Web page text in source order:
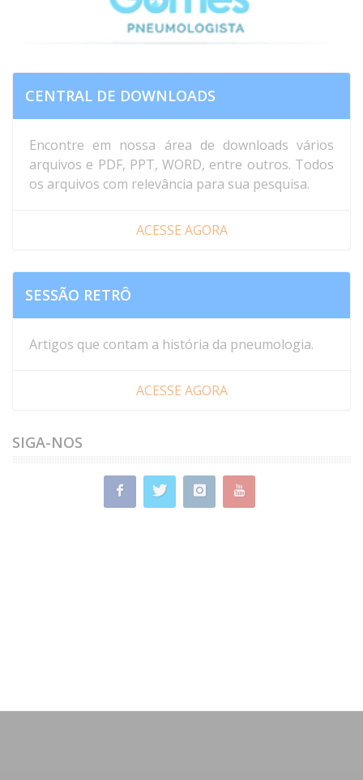
CENTRAL DE DOWNLOADS
Encontre em nossa área de downloads vários
arquivos e PDF, PPT, WORD, entre outros. Todos
os arquivos com relevância para sua pesquisa.
ACESSE AGORA
SESSÃO RETRÔ
Artigos que contam a história da pneumologia.
ACESSE AGORA
SIGA-NOS